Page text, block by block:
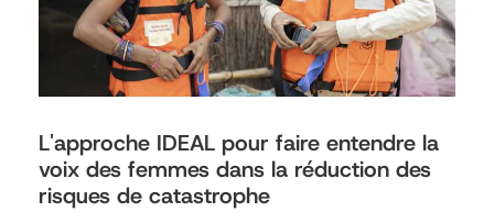
L'approche IDEAL pour faire entendre la
voix des femmes dans la réduction des
risques de catastrophe